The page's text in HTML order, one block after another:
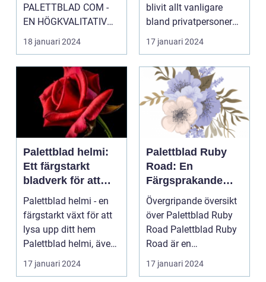
PALETTBLAD COM -
EN HÖGKVALITATIV
ÖVERSIKT Introduktion
Palettblad com, ell...
18 januari 2024
blivit allt vanligare
bland privatpersoner
för att skapa e...
17 januari 2024
Palettblad helmi:
Ett färgstarkt
bladverk för att
lysa upp ditt hem
Palettblad helmi - en
färgstarkt växt för att
lysa upp ditt hem
Palettblad helmi, även
känt som col...
17 januari 2024
Palettblad Ruby
Road: En
Färgsprakande
Favorit för
Hemmet
Övergripande översikt
över Palettblad Ruby
Road Palettblad Ruby
Road är en
prydnadsväxt som har
bli...
17 januari 2024